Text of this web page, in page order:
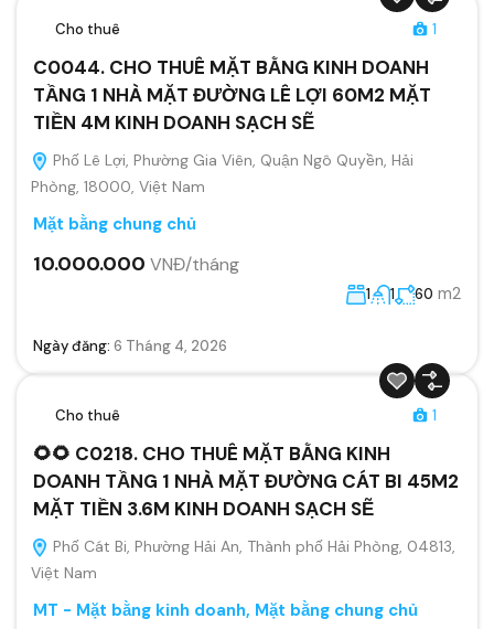
Cho thuê 1
C0044. CHO THUÊ MẶT BẰNG KINH DOANH
TẦNG 1 NHÀ MẶT ĐƯỜNG LÊ LỢI 60M2 MẶT
TIỀN 4M KINH DOANH SẠCH SẼ
Phố Lê Lợi, Phường Gia Viên, Quận Ngô Quyền, Hải
Phòng, 18000, Việt Nam
Mặt bằng chung chủ
10.000.000 VNĐ/tháng
1 1 60 m2
Ngày đăng: 6 Tháng 4, 2026
Cho thuê 1
🌻🌻 C0218. CHO THUÊ MẶT BẰNG KINH
DOANH TẦNG 1 NHÀ MẶT ĐƯỜNG CÁT BI 45M2
MẶT TIỀN 3.6M KINH DOANH SẠCH SẼ
Phố Cát Bi, Phường Hải An, Thành phố Hải Phòng, 04813,
Việt Nam
MT - Mặt bằng kinh doanh, Mặt bằng chung chủ